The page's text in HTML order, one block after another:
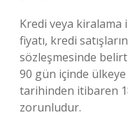
Kredi veya
fiyatı, kredi
sözleşmesinde
90 gün içinde
tarihinden itibaren
zorunludur.